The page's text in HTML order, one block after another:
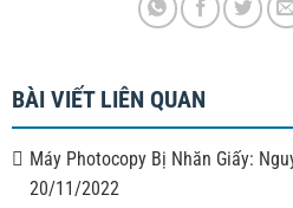
BÀI VIẾT LIÊN QUAN
Máy Photocopy Bị Nhăn Giấy:
20/11/2022